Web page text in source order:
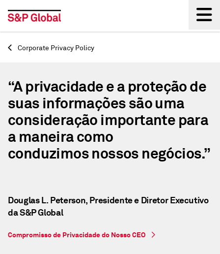
Back
Corporate Privacy Policy
“A privacidade e a proteção de
suas informações são uma
consideração importante para
a maneira como
conduzimos nossos negócios.”
Douglas L. Peterson, Presidente e Diretor Executivo
da S&P Global
Compromisso de Privacidade do Nosso CEO